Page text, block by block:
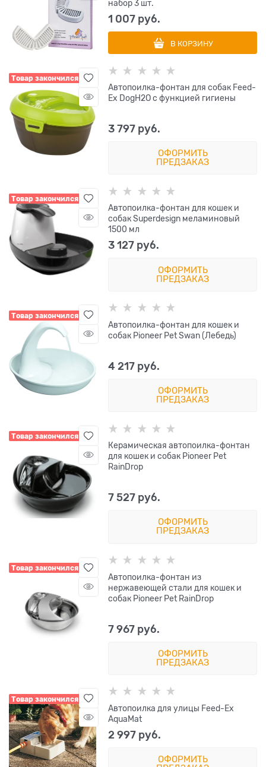
набор 3 шт.
1 007 руб.
В КОРЗИНУ
Товар закончился
Автопоилка-фонтан для собак Feed-
Ex DogH2O с функцией гигиены
3 797 руб.
ОФОРМИТЬ
ПРЕДЗАКАЗ
Товар закончился
Автопоилка-фонтан для кошек и
собак Superdesign меламиновый
1500 мл
3 127 руб.
ОФОРМИТЬ
ПРЕДЗАКАЗ
Товар закончился
Автопоилка-фонтан для кошек и
собак Pioneer Pet Swan (Лебедь)
4 217 руб.
ОФОРМИТЬ
ПРЕДЗАКАЗ
Товар закончился
Керамическая автопоилка-фонтан
для кошек и собак Pioneer Pet
RainDrop
7 527 руб.
ОФОРМИТЬ
ПРЕДЗАКАЗ
Товар закончился
Автопоилка-фонтан из
нержавеющей стали для кошек и
собак Pioneer Pet RainDrop
7 967 руб.
ОФОРМИТЬ
ПРЕДЗАКАЗ
Товар закончился
Автопоилка для улицы Feed-Ex
AquaMat
2 997 руб.
ОФОРМИТЬ